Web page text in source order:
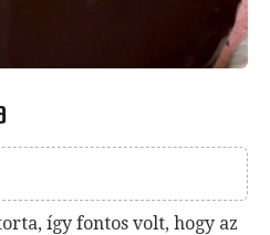
így fontos volt, hogy az